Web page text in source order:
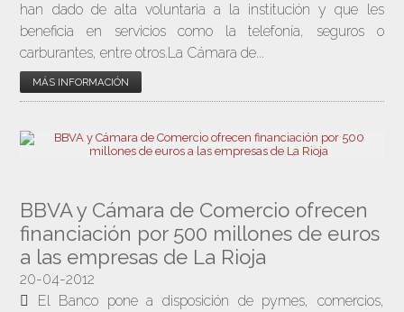
han dado de alta voluntaria a la institución y que les
beneficia en servicios como la telefonía, seguros o
carburantes, entre otros.La Cámara de...
MÁS INFORMACIÓN
BBVA y Cámara de Comercio ofrecen
financiación por 500 millones de euros
a las empresas de La Rioja
20-04-2012
 El Banco pone a disposición de pymes, comercios,